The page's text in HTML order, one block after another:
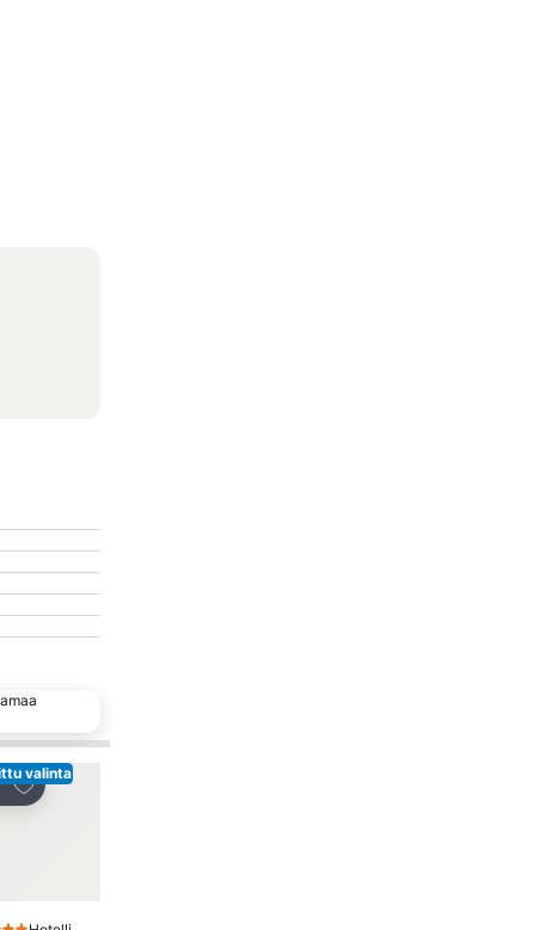
valinta
Lisää suosikkeihin